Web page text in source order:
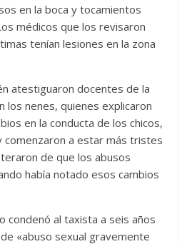
en la boca y tocamientos
médicos que los revisaron
tenían lesiones en la zona
atestiguaron docentes de la
los nenes, quienes explicaron
en la conducta de los chicos,
comenzaron a estar más tristes
de que los abusos
había notado esos cambios
condenó al taxista a seis años
«abuso sexual gravemente